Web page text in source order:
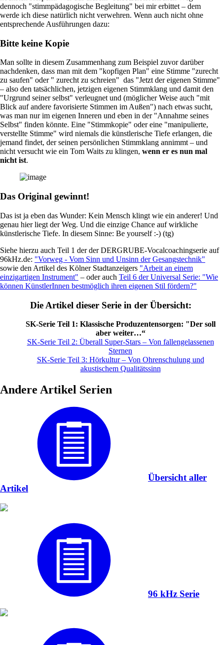
dennoch "stimmpädagogische Begleitung" bei mir erbittet – dem
werde ich diese natürlich nicht verwehren. Wenn auch nicht ohne
entsprechende Ausführungen dazu:
Bitte keine Kopie
Man sollte in diesem Zusammenhang zum Beispiel zuvor darüber
nachdenken, dass man mit dem "kopfigen Plan" eine Stimme "zurecht
zu saufen" oder " zurecht zu schreien" das "Jetzt der eigenen Stimme"
– also den tatsächlichen, jetzigen eigenen Stimmklang und damit den
"Urgrund seiner selbst" verleugnet und (möglicher Weise auch "mit
Blick auf andere favorisierte Stimmen im Außen") nach etwas sucht,
was man nur im eigenen Inneren und eben in der "Annahme seines
Selbst" finden könnte. Eine "Stimmkopie" oder eine "manipulierte,
verstellte Stimme" wird niemals die künstlerische Tiefe erlangen, die
jemand findet, der seinen persönlichen Stimmklang annimmt – und
nicht versucht wie ein Tom Waits zu klingen, wenn er es nun mal
nicht ist.
Das Original gewinnt!
Das ist ja eben das Wunder: Kein Mensch klingt wie ein anderer! Und
genau hier liegt der Weg. Und die einzige Chance auf wirkliche
künstlerische Tiefe. In diesem Sinne: Be yourself :-) (tg)
Siehe hierzu auch Teil 1 der der DERGRUBE-Vocalcoachingserie auf
96kHz.de: "Vorweg - Vom Sinn und Unsinn der Gesangstechnik"
sowie den Artikel des Kölner Stadtanzeigers "Arbeit an einem
einzigartigen Instrument" – oder auch Teil 6 der Universal Serie: "Wie
können KünstlerInnen bestmöglich ihren eigenen Stil fördern?"
Die Artikel dieser Serie in der Übersicht:
SK-Serie Teil 1: Klassische Produzentensorgen: "Der soll
aber weiter…“
SK-Serie Teil 2: Überall Super-Stars – Von fallengelassenen
Sternen
SK-Serie Teil 3: Hörkultur – Von Ohrenschulung und
akustischem Qualitätssinn
Andere Artikel Serien
Übersicht aller
Artikel
96 kHz Serie